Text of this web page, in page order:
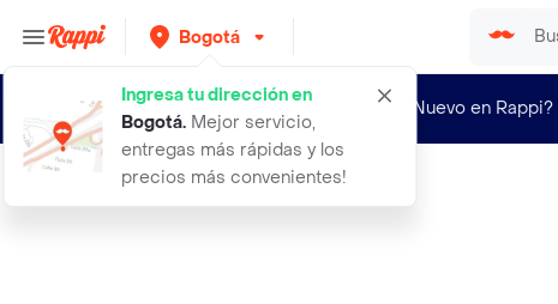
Bogotá
Ingresa tu dirección en
Bogotá. Mejor servicio,
entregas más rápidas y los
precios más convenientes!
¿Nuevo en Rappi?
acana alimento para perro duck y pe